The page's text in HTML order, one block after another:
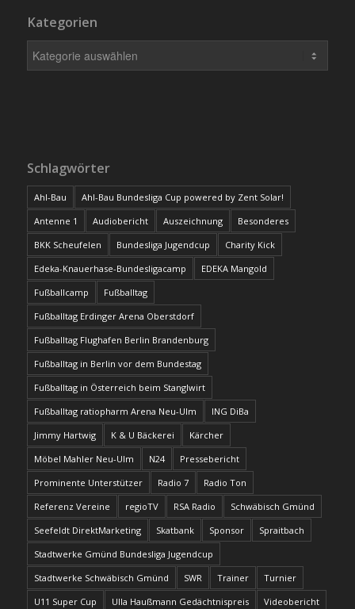
Kategorien
Schlagwörter
Ahl-Bau
Ahl-Bau Bundesliga Cup powered by Zent Solar!
Antenne 1
Audiobericht Auszeichnung
Besonderes
BKK Scheufelen
Bundesliga Jugendcup
Charity Kick
Edeka-Knauerhase-Bundesligacamp
EDEKA Mangold
Fußballcamp
Fußballtag
Fußballtag Erdinger Arena Oberstdorf
Fußballtag Flughafen Berlin Brandenburg
Fußballtag in Berlin vor dem Bundestag
Fußballtag in Österreich beim Stanglwirt
Fußballtag ratiopharm Arena Neu-Ulm
ING DiBa
Jimmy Hartwig
K & U Bäckerei
Kärcher
Möbel Mahler Neu-Ulm
N24
Pressebericht
Prominente Unterstützer
Radio 7
Radio Ton
Referenz Vereine
regioTV RSA Radio
Schwäbisch Gmünd
Seefeldt DirektMarketing
Skatbank Sponsor
Spraitbach
Stadtwerke Gmünd Bundesliga Jugendcup
Stadtwerke Schwäbisch Gmünd
SWR Trainer
Turnier
U11 Super Cup
Ulla Haußmann Gedächtnispreis Videobericht